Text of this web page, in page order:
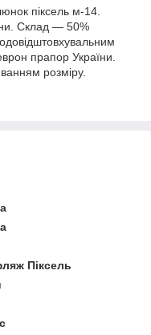
піксель м-14.
Склад — 50%
прапор України.
розміру.
Піксель